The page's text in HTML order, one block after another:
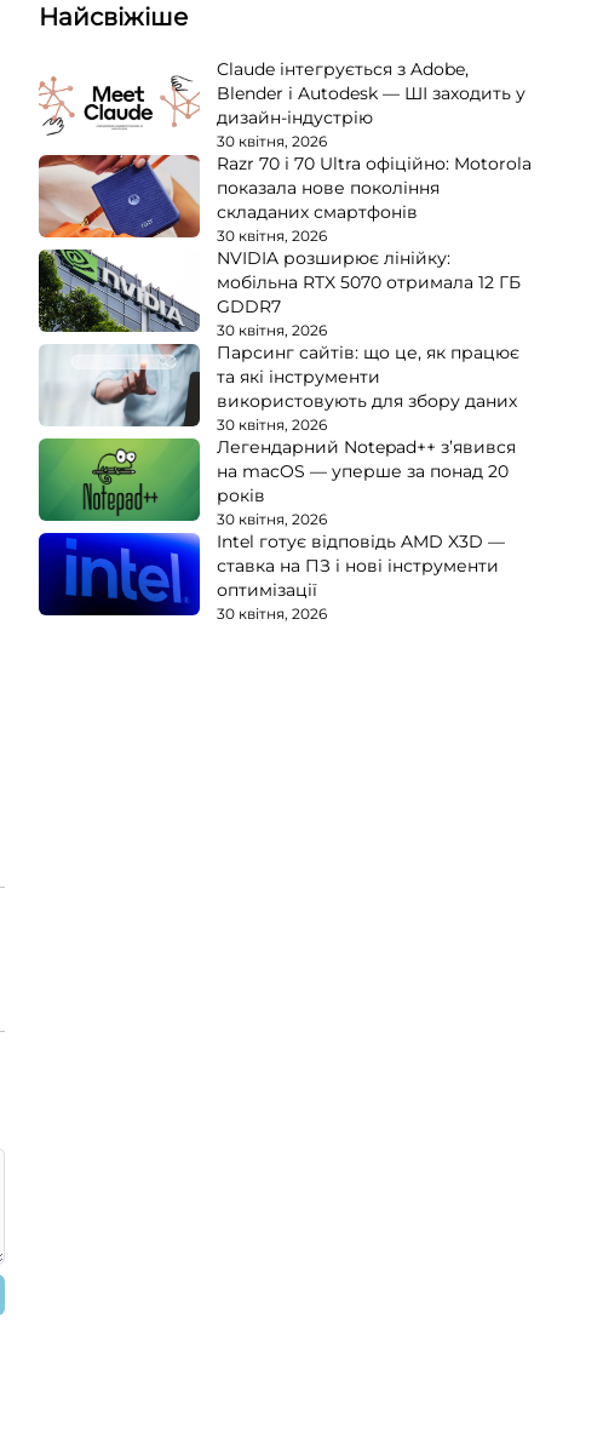
Найсвіжіше
Claude інтегрується з Adobe,
Blender і Autodesk — ШІ заходить у
дизайн-індустрію
30 квітня, 2026
Razr 70 і 70 Ultra офіційно: Motorola
показала нове покоління
складаних смартфонів
30 квітня, 2026
NVIDIA розширює лінійку:
мобільна RTX 5070 отримала 12 ГБ
GDDR7
30 квітня, 2026
Парсинг сайтів: що це, як працює
та які інструменти
використовують для збору даних
30 квітня, 2026
Легендарний Notepad++ з’явився
на macOS — уперше за понад 20
років
30 квітня, 2026
Intel готує відповідь AMD X3D —
ставка на ПЗ і нові інструменти
оптимізації
30 квітня, 2026